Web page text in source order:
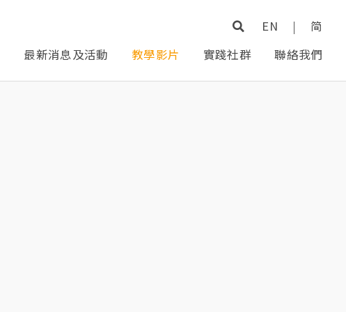
EN |
简
最新消息及活動 教學影片 實踐社群 聯絡我們